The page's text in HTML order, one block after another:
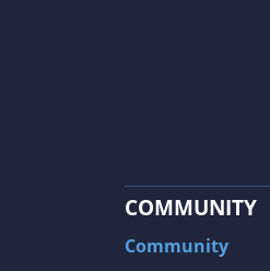
COMMUNITY
Community